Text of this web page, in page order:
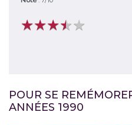
★★★★★
★★★★★
POUR SE
ANNÉES 1990